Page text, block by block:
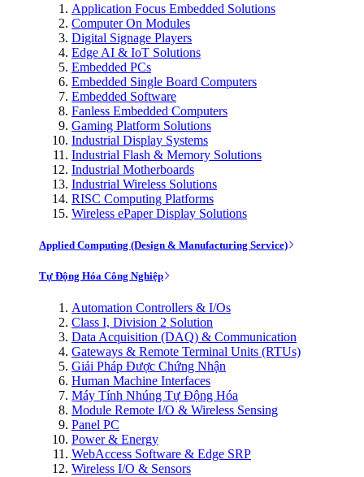
Application Focus Embedded Solutions
Computer On Modules
Digital Signage Players
Edge AI & IoT Solutions
Embedded PCs
Embedded Single Board Computers
Embedded Software
Fanless Embedded Computers
Gaming Platform Solutions
Industrial Display Systems
Industrial Flash & Memory Solutions
Industrial Motherboards
Industrial Wireless Solutions
RISC Computing Platforms
Wireless ePaper Display Solutions
Applied Computing (Design & Manufacturing Service)
Tự Động Hóa Công Nghiệp
Automation Controllers & I/Os
Class I, Division 2 Solution
Data Acquisition (DAQ) & Communication
Gateways & Remote Terminal Units (RTUs)
Giải Pháp Được Chứng Nhận
Human Machine Interfaces
Máy Tính Nhúng Tự Động Hóa
Module Remote I/O & Wireless Sensing
Panel PC
Power & Energy
WebAccess Software & Edge SRP
Wireless I/O & Sensors